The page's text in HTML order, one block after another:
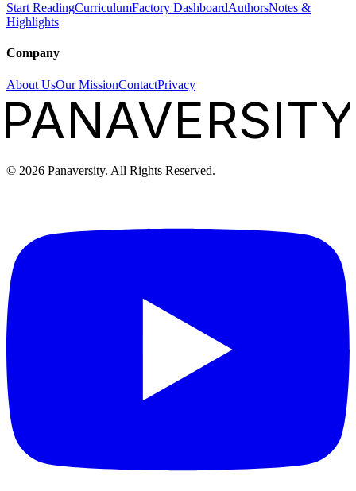
Start ReadingCurriculumFactory DashboardAuthorsNotes &
Highlights
Company
About UsOur MissionContactPrivacy
PANAVERSITY
© 2026 Panaversity. All Rights Reserved.